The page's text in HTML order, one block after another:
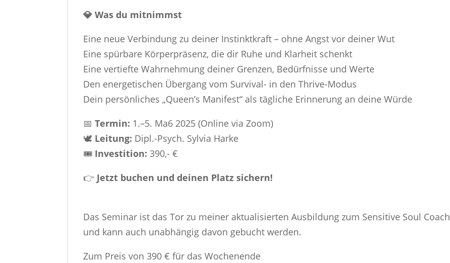
💎 Was du mitnimmst
Eine neue Verbindung zu deiner Instinktkraft – ohne Angst vor deiner Wut
Eine spürbare Körperpräsenz, die dir Ruhe und Klarheit schenkt
Eine vertiefte Wahrnehmung deiner Grenzen, Bedürfnisse und Werte
Den energetischen Übergang vom Survival- in den Thrive-Modus
Dein persönliches „Queen’s Manifest“ als tägliche Erinnerung an deine Würde
📅Termin: 1.–5. Ma6 2025 (Online via Zoom)
🕊️ Leitung: Dipl.-Psych. Sylvia Harke
🎟️ Investition: 390,- €
👉 Jetzt buchen und deinen Platz sichern!
Das Seminar ist das Tor zu meiner aktualisierten Ausbildung zum Sensitive Soul Coach
und kann auch unabhängig davon gebucht werden.
Zum Preis von 390 € für das Wochenende